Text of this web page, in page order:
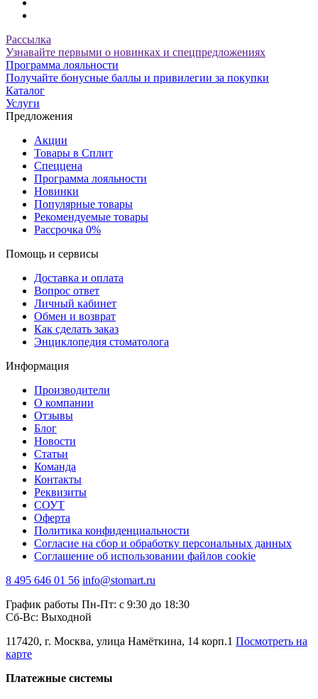
Рассылка
Узнавайте первыми о новинках и спецпредложениях
Программа лояльности
Получайте бонусные баллы и привилегии за покупки
Каталог
Услуги
Предложения
Акции
Товары в Сплит
Спеццена
Программа лояльности
Новинки
Популярные товары
Рекомендуемые товары
Рассрочка 0%
Помощь и сервисы
Доставка и оплата
Вопрос ответ
Личный кабинет
Обмен и возврат
Как сделать заказ
Энциклопедия стоматолога
Информация
Производители
О компании
Отзывы
Блог
Новости
Статьи
Команда
Контакты
Реквизиты
СОУТ
Оферта
Политика конфиденциальности
Согласие на сбор и обработку персональных данных
Соглашение об использовании файлов cookie
8 495 646 01 56 info@stomart.ru
График работы Пн-Пт: с 9:30 до 18:30
Сб-Вс: Выходной
117420, г. Москва, улица Намёткина, 14 корп.1 Посмотреть на
карте
Платежные системы